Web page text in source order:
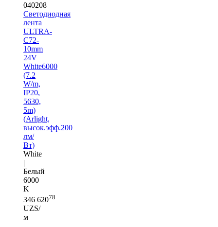
040208
Светодиодная
лента
ULTRA-
C72-
10mm
24V
White6000
(7.2
W/m,
IP20,
5630,
5m)
(Arlight,
высок.эфф.200
лм/
Вт)
White
|
Белый
6000
K
346 62078
UZS/
м